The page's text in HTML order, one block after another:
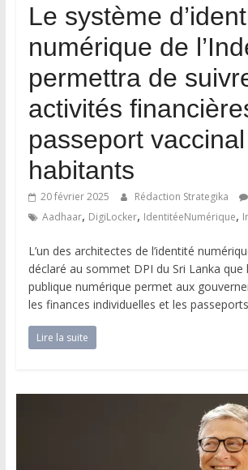
Le système
numérique de
permettra de
activités
passeport
habitants
20 février 2025 Rédaction Strategika
Aadhaar, DigiLocker, IdentitéeNumérique,
L’un des architectes de l’identité
déclaré au sommet DPI du Sri Lanka que
publique numérique permet aux
les finances individuelles et les
Lire la suite